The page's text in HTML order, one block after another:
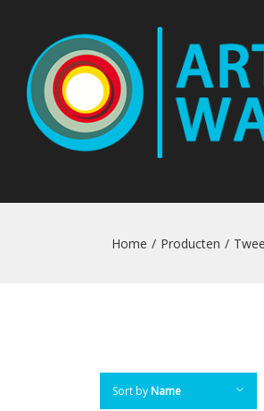
Home / Producten /
Sort byName